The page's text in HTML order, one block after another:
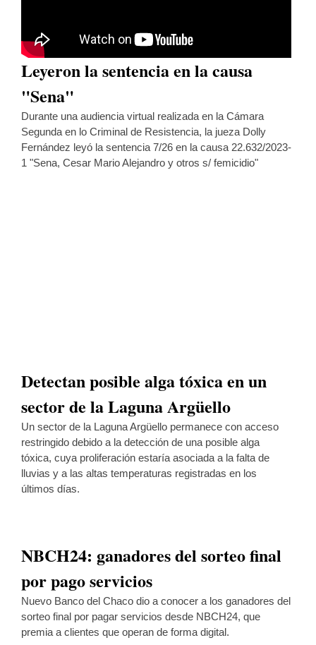
Leyeron la sentencia en la causa
"Sena"
Durante una audiencia virtual realizada en la Cámara
Segunda en lo Criminal de Resistencia, la jueza Dolly
Fernández leyó la sentencia 7/26 en la causa 22.632/2023-
1 "Sena, Cesar Mario Alejandro y otros s/ femicidio"
Detectan posible alga tóxica en un
sector de la Laguna Argüello
Un sector de la Laguna Argüello permanece con acceso
restringido debido a la detección de una posible alga
tóxica, cuya proliferación estaría asociada a la falta de
lluvias y a las altas temperaturas registradas en los
últimos días.
NBCH24: ganadores del sorteo final
por pago servicios
Nuevo Banco del Chaco dio a conocer a los ganadores del
sorteo final por pagar servicios desde NBCH24, que
premia a clientes que operan de forma digital.